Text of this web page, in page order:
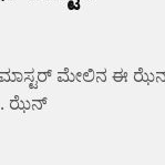
ಮಾಸ್ಟರ್ ಮೇಲಿನ ಈ
ಝೆನ್